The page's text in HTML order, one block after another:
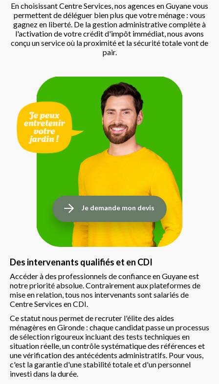
En choisissant Centre Services, nos agences en Guyane vous
permettent de déléguer bien plus que votre ménage : vous
gagnez en liberté. De la gestion administrative complète à
l'activation de votre crédit d'impôt immédiat, nous avons
conçu un service où la proximité et la sécurité totale vont de
pair.
Je demande mon devis
Des intervenants qualifiés et en CDI
Accéder à des professionnels de confiance en Guyane est
notre priorité absolue. Contrairement aux plateformes de
mise en relation, tous nos intervenants sont salariés de
Centre Services en CDI.
Ce statut nous permet de recruter l'élite des aides
ménagères en Gironde : chaque candidat passe un processus
de sélection rigoureux incluant des tests techniques en
situation réelle, un contrôle systématique des références et
une vérification des antécédents administratifs. Pour vous,
c'est la garantie d'une stabilité totale et d'un personnel
investi dans la durée.